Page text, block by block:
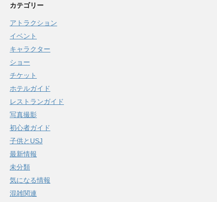
カテゴリー
アトラクション
イベント
キャラクター
ショー
チケット
ホテルガイド
レストランガイド
写真撮影
初心者ガイド
子供とUSJ
最新情報
未分類
気になる情報
混雑関連